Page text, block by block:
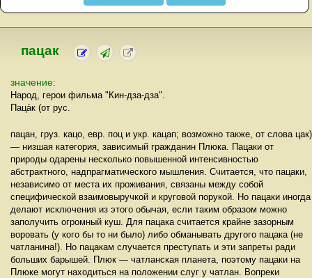
пацак
значение:
Народ, герои фильма "Кин-дза-дза".
Паца́к (от рус.
пацан, груз. кацо, евр. поц и укр. кацап; возможно также, от слова цак)
— низшая категория, зависимый гражданин Плюка. Пацаки от
природы одарены несколько повышенной интенсивностью
абстрактного, надпрагматического мышления. Считается, что пацаки,
независимо от места их проживания, связаны между собой
специфической взаимовыручкой и круговой порукой. Но пацаки иногда
делают исключения из этого обычая, если таким образом можно
заполучить огромный куш. Для пацака считается крайне зазорным
воровать (у кого бы то ни было) либо обманывать другого пацака (не
чатланина!). Но пацакам случается преступать и эти запреты ради
больших барышей. Плюк — чатланская планета, поэтому пацаки на
Плюке могут находиться на положении слуг у чатлан. Вопреки